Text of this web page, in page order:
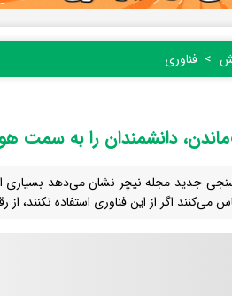
فناوری
دانشمندان را به
جدید مجله نیچر نشان می‌دهد بسیاری
اگر از این فناوری استفاده نکنند،